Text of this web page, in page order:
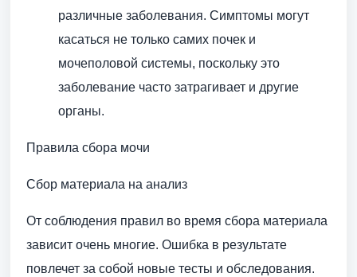
различные заболевания. Симптомы могут
касаться не только самих почек и
мочеполовой системы, поскольку это
заболевание часто затрагивает и другие
органы.
Правила сбора мочи
Сбор материала на анализ
От соблюдения правил во время сбора материала
зависит очень многие. Ошибка в результате
повлечет за собой новые тесты и обследования.